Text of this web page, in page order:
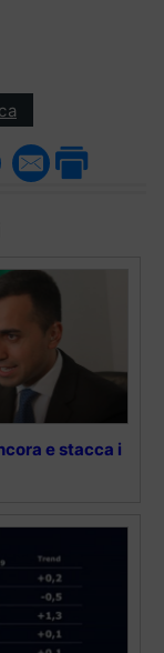
e stacca i